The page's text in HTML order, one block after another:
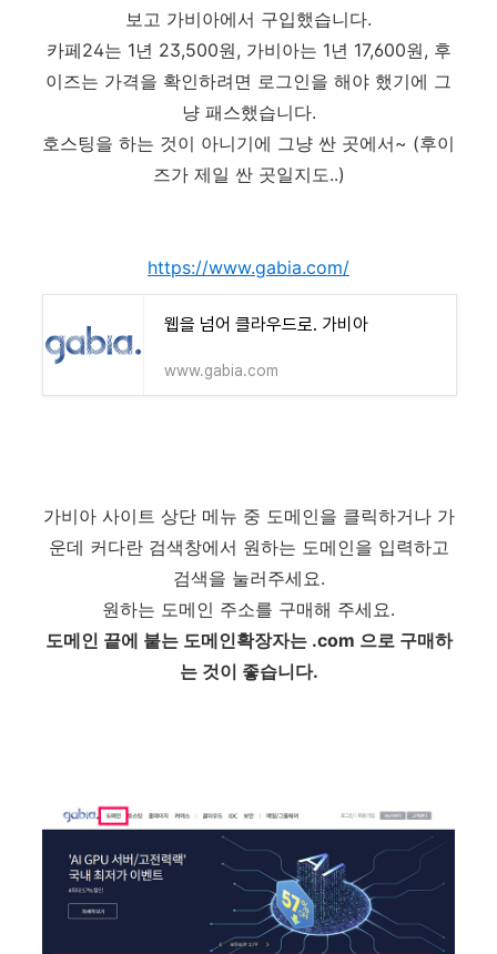
보고 가비아에서 구입했습니다.
카페24는 1년 23,500원, 가비아는 1년 17,600원, 후
이즈는 가격을 확인하려면 로그인을 해야 했기에 그
냥 패스했습니다.
호스팅을 하는 것이 아니기에 그냥 싼 곳에서~ (후이
즈가 제일 싼 곳일지도..)
https://www.gabia.com/
웹을 넘어 클라우드로. 가비아
www.gabia.com
가비아 사이트 상단 메뉴 중 도메인을 클릭하거나 가
운데 커다란 검색창에서 원하는 도메인을 입력하고
검색을 눌러주세요.
원하는 도메인 주소를 구매해 주세요.
도메인 끝에 붙는 도메인확장자는 .com 으로 구매하
는 것이 좋습니다.